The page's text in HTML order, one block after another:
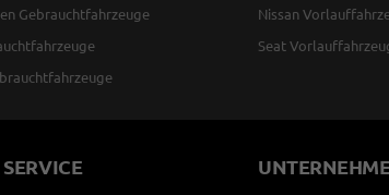
Gebrauchtfahrzeuge Nissan
Seat